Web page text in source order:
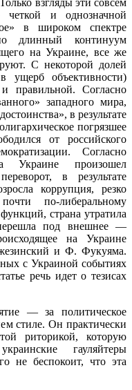
четкой и однозначной
в широком спектре
длинный континуум
на Украине, все же
С некоторой долей
объективности)
правильной. Согласно
западного мира,
в результате
погрязшее
от российского
Согласно
Украине произошел
в результате
коррупция, резко
по-либеральному
страна утратила
перешла под внешнее —
на Украине
и Ф. Фукуяма.
с Украиной событиях
речь идет о тезисах
— за политическое
стиле. Он практически
риторикой, которую
гауляйтеры
не беспокоит, что эта